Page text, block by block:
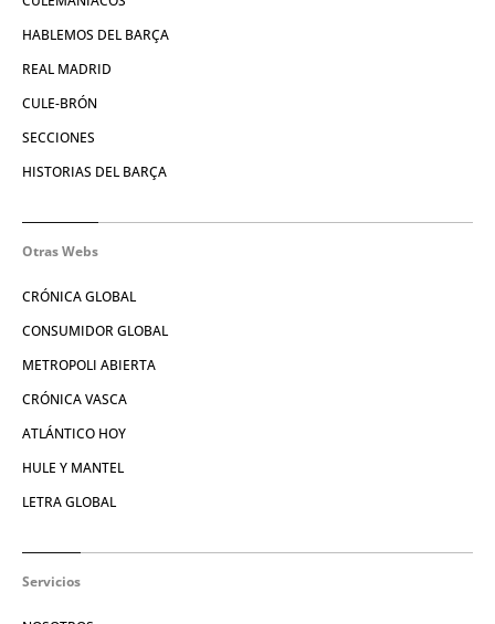
HABLEMOS DEL BARÇA
REAL MADRID
CULE-BRÓN
SECCIONES
HISTORIAS DEL BARÇA
Otras Webs
CRÓNICA GLOBAL
CONSUMIDOR GLOBAL
METROPOLI ABIERTA
CRÓNICA VASCA
ATLÁNTICO HOY
HULE Y MANTEL
LETRA GLOBAL
Servicios